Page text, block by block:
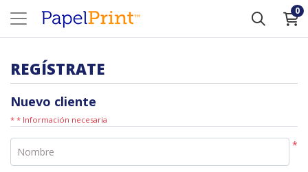
0
REGÍSTRATE
Nuevo cliente
* * Información necesaria
*
Nombre